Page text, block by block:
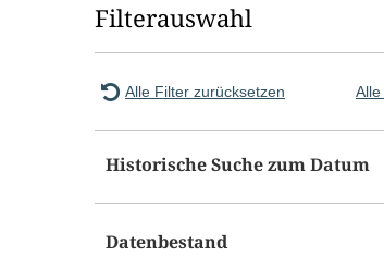
Filterauswahl
Alle Filter zurücksetzen
Historische Suche zum Datum
Datenbestand